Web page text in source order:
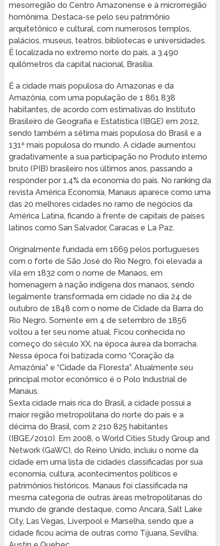
mesorregião do Centro Amazonense e à microrregião
homônima. Destaca-se pelo seu patrimônio
arquitetônico e cultural, com numerosos templos,
palácios, museus, teatros, bibliotecas e universidades.
É localizada no extremo norte do país, a 3.490
quilômetros da capital nacional, Brasília.
É a cidade mais populosa do Amazonas e da
Amazônia, com uma população de 1 861 838
habitantes, de acordo com estimativas do Instituto
Brasileiro de Geografia e Estatística (IBGE) em 2012,
sendo também a sétima mais populosa do Brasil e a
131ª mais populosa do mundo. A cidade aumentou
gradativamente a sua participação no Produto interno
bruto (PIB) brasileiro nos últimos anos, passando a
responder por 1,4% da economia do país. No ranking da
revista América Economía, Manaus aparece como uma
das 20 melhores cidades no ramo de negócios da
América Latina, ficando à frente de capitais de países
latinos como San Salvador, Caracas e La Paz.
Originalmente fundada em 1669 pelos portugueses
com o forte de São José do Rio Negro, foi elevada a
vila em 1832 com o nome de Manaos, em
homenagem à nação indígena dos manaos, sendo
legalmente transformada em cidade no dia 24 de
outubro de 1848 com o nome de Cidade da Barra do
Rio Negro. Somente em 4 de setembro de 1856
voltou a ter seu nome atual. Ficou conhecida no
começo do século XX, na época áurea da borracha.
Nessa época foi batizada como “Coração da
Amazônia” e “Cidade da Floresta”. Atualmente seu
principal motor econômico é o Polo Industrial de
Manaus.
Sexta cidade mais rica do Brasil, a cidade possui a
maior região metropolitana do norte do país e a
décima do Brasil, com 2 210 825 habitantes
(IBGE/2010). Em 2008, o World Cities Study Group and
Network (GaWC), do Reino Unido, incluiu o nome da
cidade em uma lista de cidades classificadas por sua
economia, cultura, acontecimentos políticos e
patrimônios históricos. Manaus foi classificada na
mesma categoria de outras áreas metropolitanas do
mundo de grande destaque, como Ancara, Salt Lake
City, Las Vegas, Liverpool e Marselha, sendo que a
cidade ficou acima de outras como Tijuana, Sevilha,